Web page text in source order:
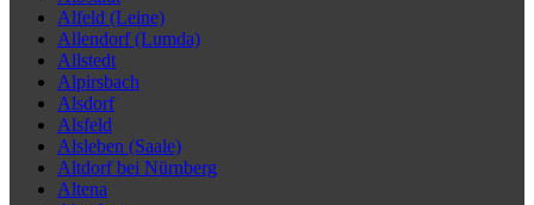
Alfeld (Leine)
Allendorf (Lumda)
Allstedt
Alpirsbach
Alsdorf
Alsfeld
Alsleben (Saale)
Altdorf bei Nürnberg
Altena